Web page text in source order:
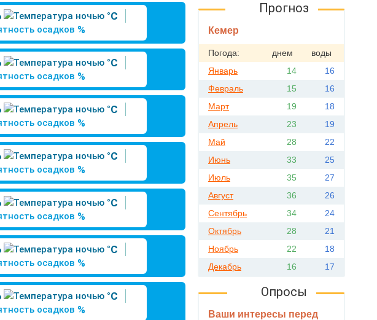
°C
%
°C
%
°C
%
°C
%
°C
%
°C
%
°C
%
Прогноз
Кемер
Погода: днем
воды
Январь
14
16
Февраль
15
16
Март
19
18
Апрель
23
19
Май
28
22
Июнь
33
25
Июль
35
27
Август
36
26
Сентябрь
34
24
Октябрь
28
21
Ноябрь
22
18
Декабрь
16 17
Опросы
Ваши интересы перед